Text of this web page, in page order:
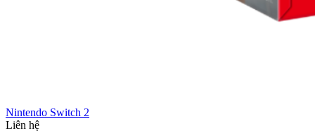
Nintendo Switch 2
Liên hệ